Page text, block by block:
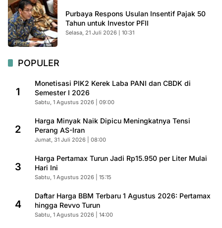
Purbaya Respons Usulan Insentif Pajak 50
Tahun untuk Investor PFII
Selasa, 21 Juli 2026 | 10:31
POPULER
1
Monetisasi PIK2 Kerek Laba PANI dan CBDK di
Semester I 2026
Sabtu, 1 Agustus 2026 | 09:00
2
Harga Minyak Naik Dipicu Meningkatnya Tensi
Perang AS-Iran
Jumat, 31 Juli 2026 | 08:00
3
Harga Pertamax Turun Jadi Rp15.950 per Liter Mulai
Hari Ini
Sabtu, 1 Agustus 2026 | 15:15
4
Daftar Harga BBM Terbaru 1 Agustus 2026: Pertamax
hingga Revvo Turun
Sabtu, 1 Agustus 2026 | 14:00